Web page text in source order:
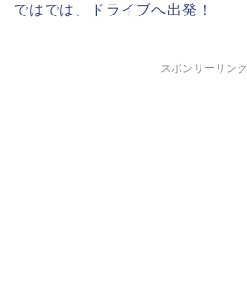
ではでは、ドライブへ出発！
スポンサーリンク